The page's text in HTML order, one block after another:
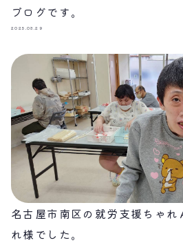
ブログです。
2025.03.29
名古屋市南区の就労支援ちゃ
れ様でした。